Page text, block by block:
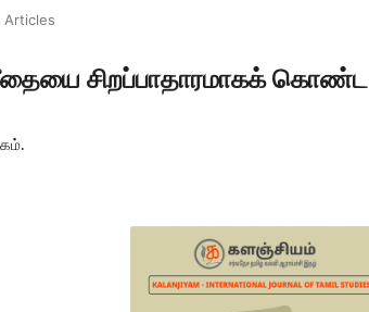
Articles
சிறப்பாதாரமாகக் கொண்ட